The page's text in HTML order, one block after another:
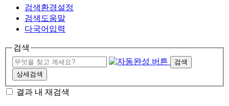
검색환경설정
검색도움말
다국어입력
검색
검색
상세검색
결과 내 재검색